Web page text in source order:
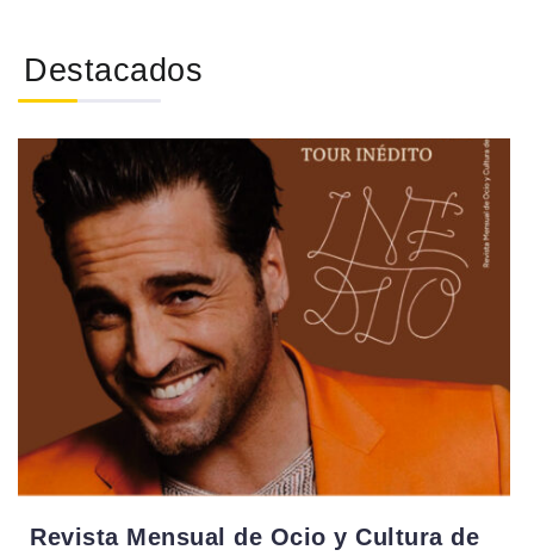
Destacados
Revista Mensual de Ocio y Cultura de